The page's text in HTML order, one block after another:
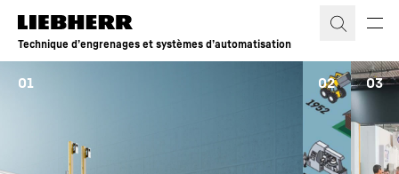
Technique d’engrenages et systèmes d’automatisation
01 02 03